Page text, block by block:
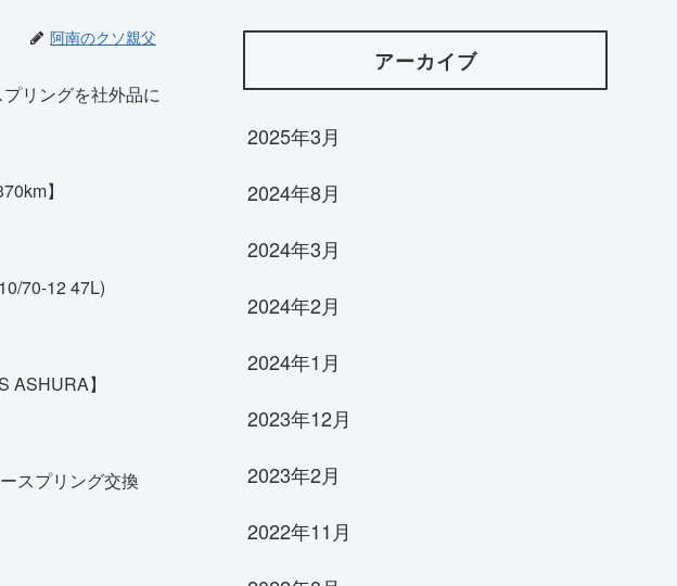
阿南のクソ親父
リングを社外品に
】
70-12 47L)
ASHURA】
スプリング交換
アーカイブ
2025年3月
2024年8月
2024年3月
2024年2月
2024年1月
2023年12月
2023年2月
2022年11月